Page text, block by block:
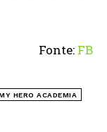
Fonte: FB
HERO ACADEMIA